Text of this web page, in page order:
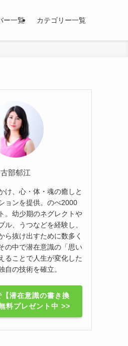
ー一覧 カテゴリー一覧
古部郁江
け、心・体・魂の癒しと
ョンを提供。のべ2000
。幼少期のネグレクトや
ル、うつなどを経験し、
ら抜け出すために数多く
の中で潜在意識の「思い
ることで人生が変化した
自の技術を確立。
潜在意識の書き換
料プレゼント中 >>